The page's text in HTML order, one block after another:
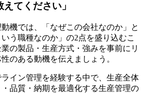
えてください」
機では、「なぜこの会社なのか」と
いう職種なのか」の2点を盛り込むこ
の製品・生産方式・強みを事前にリ
のある動機を伝えましょう。
ライン管理を経験する中で、生産全体
品質・納期を最適化する生産管理の